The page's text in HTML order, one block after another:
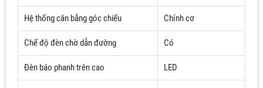
Hệ thống cân bằng góc chiếu Chỉnh cơ
Chế độ đèn chờ dẫn đường Có
Đèn báo phanh trên cao LED